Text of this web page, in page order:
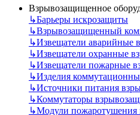
Взрывозащищенное
↳Барьеры искрозащиты
↳Взрывозащищенный
↳Извещатели аварийные
↳Извещатели охранные
↳Извещатели пожарные
↳Изделия
↳Источники питания
↳Коммутаторы
↳Модули